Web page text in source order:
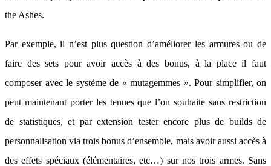
the Ashes.
Par exemple, il n’est plus question d’améliorer les armures ou de
faire des sets pour avoir accès à des bonus, à la place il faut
composer avec le système de « mutagemmes ». Pour simplifier, on
peut maintenant porter les tenues que l’on souhaite sans restriction
de statistiques, et par extension tester encore plus de builds de
personnalisation via trois bonus d’ensemble, mais avoir aussi accès à
des effets spéciaux (élémentaires, etc…) sur nos trois armes. Sans